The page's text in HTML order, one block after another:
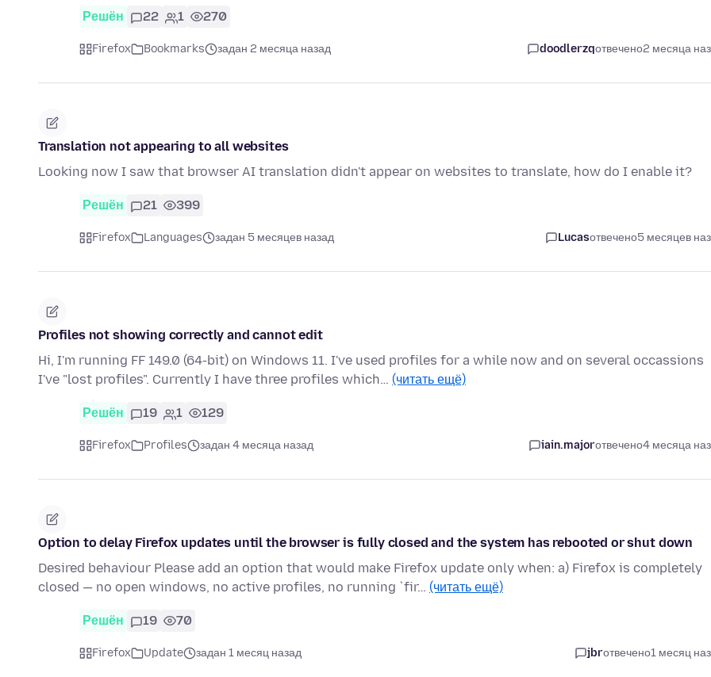
Решён 22 1 270
Firefox Bookmarks задан 2 месяца назад doodlerzqотвечено2 месяца
Translation not appearing to all websites
Looking now I saw that browser AI translation didn't appear on websites to translate, how do I enable it?
Решён 21 399
Firefox Languages задан 5 месяцев назад Lucasотвечено5 месяцев
Profiles not showing correctly and cannot edit
Hi, I'm running FF 149.0 (64-bit) on Windows 11. I've used profiles for a while now and on several occassions
I've "lost profiles". Currently I have three profiles which… (читать ещё)
Решён 19 1 129
Firefox Profiles задан 4 месяца назад iain.majorотвечено4 месяца
Option to delay Firefox updates until the browser is fully closed and the system has rebooted or shut down
Desired behaviour Please add an option that would make Firefox update only when: a) Firefox is completely
closed — no open windows, no active profiles, no running `fir… (читать ещё)
Решён 19 70
Firefox Update задан 1 месяц назад jbrотвечено1 месяц